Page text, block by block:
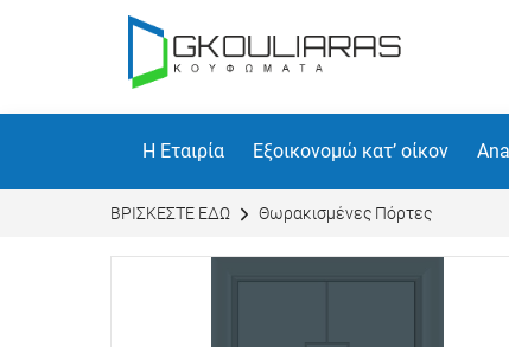
Η Εταιρία Εξοικονομώ κατ’ οίκον
BΡΙΣΚΕΣΤΕ ΕΔΩ Θωρακισμένες Πόρτες